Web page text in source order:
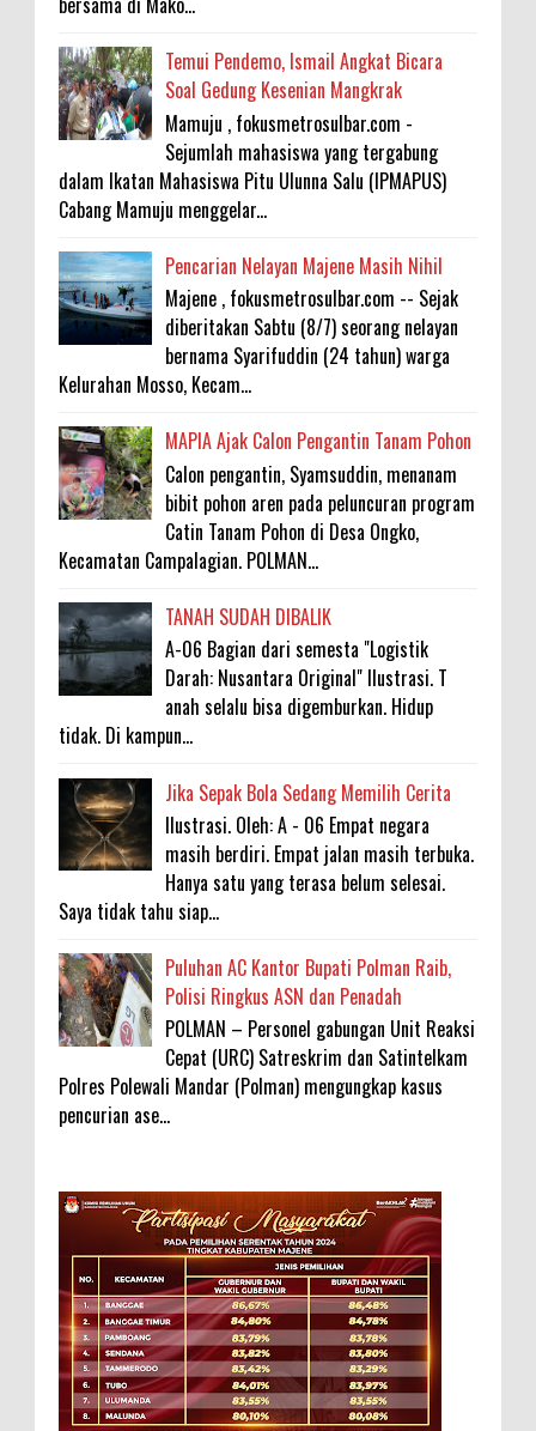
Temui Pendemo, Ismail Angkat Bicara
Soal Gedung Kesenian Mangkrak
Mamuju , fokusmetrosulbar.com -
Sejumlah mahasiswa yang tergabung
dalam Ikatan Mahasiswa Pitu Ulunna Salu (IPMAPUS)
Cabang Mamuju menggelar...
Pencarian Nelayan Majene Masih Nihil
Majene , fokusmetrosulbar.com -- Sejak
diberitakan Sabtu (8/7) seorang nelayan
bernama Syarifuddin (24 tahun) warga
Kelurahan Mosso, Kecam...
MAPIA Ajak Calon Pengantin Tanam Pohon
Calon pengantin, Syamsuddin, menanam
bibit pohon aren pada peluncuran program
Catin Tanam Pohon di Desa Ongko,
Kecamatan Campalagian. POLMAN...
TANAH SUDAH DIBALIK
A-06 Bagian dari semesta "Logistik
Darah: Nusantara Original" Ilustrasi. T
anah selalu bisa digemburkan. Hidup
tidak. Di kampun...
Jika Sepak Bola Sedang Memilih Cerita
Ilustrasi. Oleh: A - 06 Empat negara
masih berdiri. Empat jalan masih terbuka.
Hanya satu yang terasa belum selesai.
Saya tidak tahu siap...
Puluhan AC Kantor Bupati Polman Raib,
Polisi Ringkus ASN dan Penadah
POLMAN – Personel gabungan Unit Reaksi
Cepat (URC) Satreskrim dan Satintelkam
Polres Polewali Mandar (Polman) mengungkap kasus
pencurian ase...